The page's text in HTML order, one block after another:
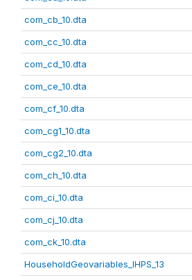
com_cb_10.dta
com_cc_10.dta
com_cd_10.dta
com_ce_10.dta
com_cf_10.dta
com_cg1_10.dta
com_cg2_10.dta
com_ch_10.dta
com_ci_10.dta
com_cj_10.dta
com_ck_10.dta
HouseholdGeovariables_IHPS_13